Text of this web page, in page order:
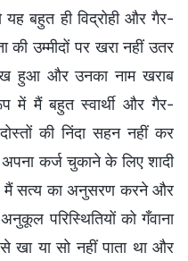
बहुत ही विद्रोही और गैर-
की उम्मीदों पर खरा नहीं उतर
हुआ और उनका नाम खराब
मैं बहुत स्वार्थी और गैर-
की निंदा सहन नहीं कर
कर्ज चुकाने के लिए शादी
मैं सत्य का अनुसरण करने और
परिस्थितियों को गँवाना
खा या सो नहीं पाता था और